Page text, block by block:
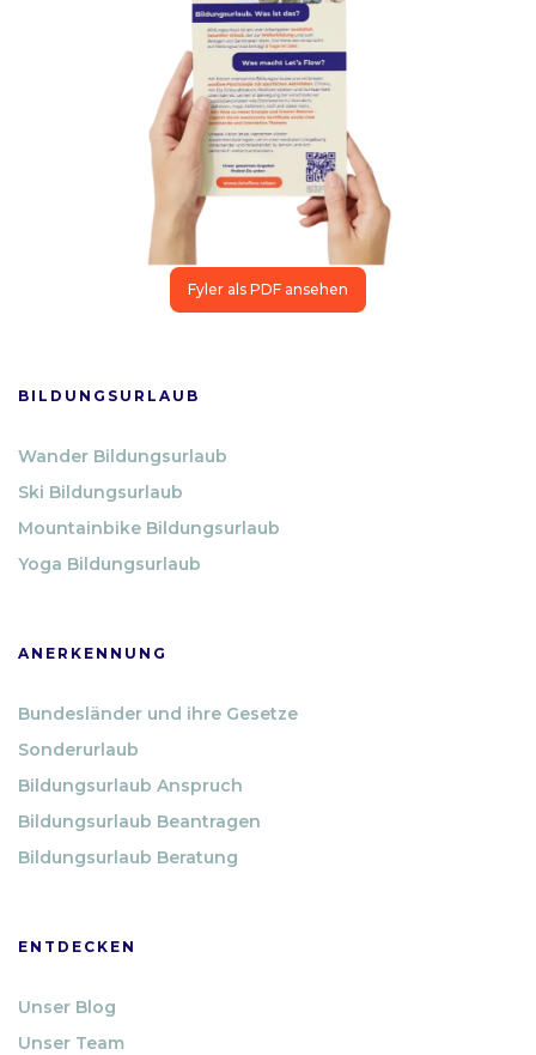
Fyler als PDF ansehen
BILDUNGSURLAUB
Wander Bildungsurlaub
Ski Bildungsurlaub
Mountainbike Bildungsurlaub
Yoga Bildungsurlaub
ANERKENNUNG
Bundesländer und ihre Gesetze
Sonderurlaub
Bildungsurlaub Anspruch
Bildungsurlaub Beantragen
Bildungsurlaub Beratung
ENTDECKEN
Unser Blog
Unser Team